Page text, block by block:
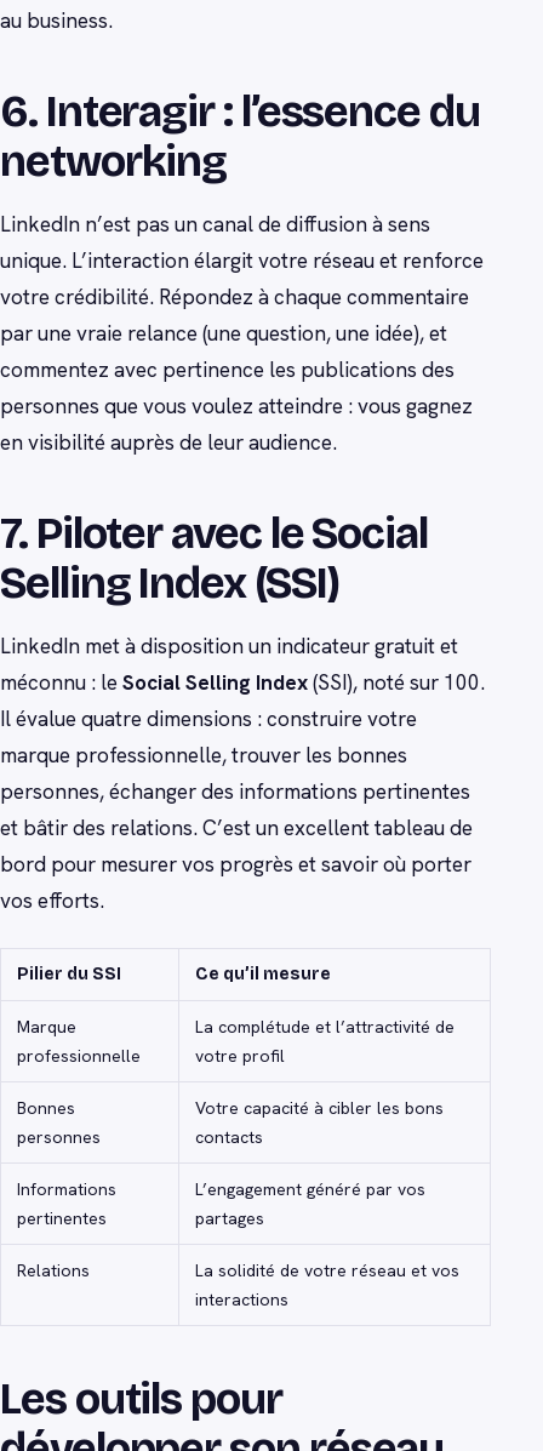
au business.
6. Interagir : l’essence du
networking
LinkedIn n’est pas un canal de diffusion à sens
unique. L’interaction élargit votre réseau et renforce
votre crédibilité. Répondez à chaque commentaire
par une vraie relance (une question, une idée), et
commentez avec pertinence les publications des
personnes que vous voulez atteindre : vous gagnez
en visibilité auprès de leur audience.
7. Piloter avec le Social
Selling Index (SSI)
LinkedIn met à disposition un indicateur gratuit et
méconnu : leSocial Selling Index(SSI), noté sur 100.
Il évalue quatre dimensions : construire votre
marque professionnelle, trouver les bonnes
personnes, échanger des informations pertinentes
et bâtir des relations. C’est un excellent tableau de
bord pour mesurer vos progrès et savoir où porter
vos efforts.
Pilier du SSI Ce qu’il mesure
Marque
professionnelle
La complétude et l’attractivité de
votre profil
Bonnes
personnes
Votre capacité à cibler les bons
contacts
Informations
pertinentes
L’engagement généré par vos
partages
Relations
La solidité de votre réseau et vos
interactions
Les outils pour